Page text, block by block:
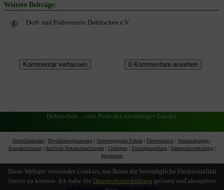
Weitere Beiträge:
Dorf- und Föderverein Dobitschen e.V.
Dobitschen ... eine Perle des Altenburger Landes.
Ortsteilkalender Bevölkerungswarnung Vertretungsplan Schule Dürremonitor Veranstaltungen
Kontaktformular| Amtliche Bekanntmachungen| Umfragen| Störungsmeldung| Datenschutzerklärung|
Impressum
zur klassischen Ansicht wechseln
Diese Website verwendet Cookies, um Ihnen die bestmögliche Funktionalität
bieten zu können. Ich habe die Datenschutzerklärung gelesen und akzeptiere